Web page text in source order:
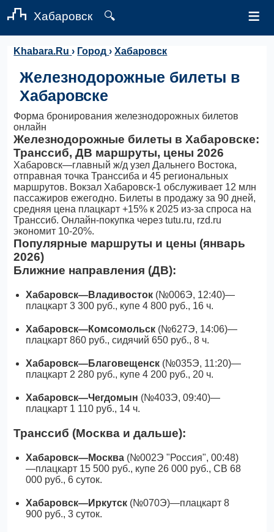
Хабаровск 🔍 ≡
Khabara.Ru › Город ›Хабаровск
Железнодорожные билеты в
Хабаровске
Форма бронирования железнодорожных билетов
онлайн
Железнодорожные билеты в Хабаровске:
Транссиб, ДВ маршруты, цены 2026
Хабаровск—главный ж/д узел Дальнего Востока,
отправная точка Транссиба и 45 региональных
маршрутов. Вокзал Хабаровск-1 обслуживает 12 млн
пассажиров ежегодно. Билеты в продажу за 90 дней,
средняя цена плацкарт +15% к 2025 из-за спроса на
Транссиб. Онлайн-покупка через tutu.ru, rzd.ru
экономит 10-20%.
Популярные маршруты и цены (январь
2026)
Ближние направления (ДВ):
Хабаровск—Владивосток (№006Э, 12:40)—
плацкарт 3 300 руб., купе 4 800 руб., 16 ч.
Хабаровск—Комсомольск (№627Э, 14:06)—
плацкарт 860 руб., сидячий 650 руб., 8 ч.
Хабаровск—Благовещенск (№035Э, 11:20)—
плацкарт 2 280 руб., купе 4 200 руб., 20 ч.
Хабаровск—Чегдомын (№403Э, 09:40)—
плацкарт 1 110 руб., 14 ч.
Транссиб (Москва и дальше):
Хабаровск—Москва (№002Э "Россия", 00:48)
—плацкарт 15 500 руб., купе 26 000 руб., СВ 68
000 руб., 6 суток.
Хабаровск—Иркутск (№070Э)—плацкарт 8
900 руб., 3 суток.